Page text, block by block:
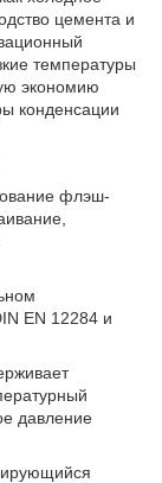
цемента и
температуры
экономию
конденсации
флэш-
EN 12284 и
давление